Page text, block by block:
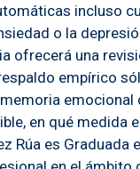
incluso
o la
ofrecerá una
empírico
en qué medida
es Graduada